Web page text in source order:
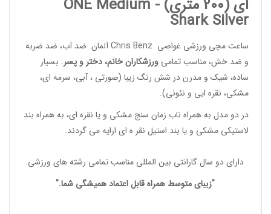
ای (200 متری) - ONE Medium
Shark Silver
ساعت مچی ورزشی غواصی Chris Benzآلمان ضد آب، ضد ضربه
و ضد خش، مناسب تمامی ورزشکاران خانم، دختر و پسر. بسیار
ساده، شیک و مدرن در شش رنگ زیبا (صورتی ، آبی، سرمه ای،
مشکی، نقره ایی و نئونی).
در دو مدل به همراه ناب زمان سنج مشکی و یا نقره ای، به همراه بند
لاستیکی مشکی و یا بند استیل نقر ه ای ارایه می گردند.
دارای دو سال گارانتی بین المللی مناسب تمامی رشته های ورزشی.
"زیبای متوسط همراه قابل اعتماد همیشگی شما."